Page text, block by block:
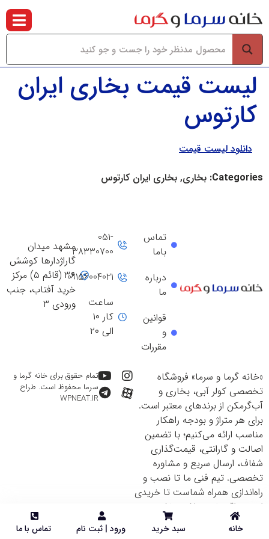
خانه سبد خرید ورود | ثبت نام تماس با ما
لیست قیمت بخاری ایران
کارتوس
دانلود لیست قیمت
Categories: بخاری, بخاری ایران کارتوس
مشهد میدان
گاراژدارها کوشش
۳۶ (قائم ۵) مرکز
خرید آفتاب، جنب
ورودی ۳
051-
38330700
09156004021
ساعت
کار ۱۰
الی ۲۰
تماس
باما
درباره
ما
قوانین
و
مقررات
«خانه گرما و سرما» فروشگاه
تخصصی کولر آبی، بخاری و
آب‌گرمکن از برندهای معتبر است.
برای هر متراژ و بودجه راهکار
مناسب ارائه می‌کنیم؛ با تضمین
اصالت و گارانتی، قیمت‌گذاری
شفاف، ارسال سریع و مشاوره
تخصصی. تیم فنی ما تا نصب و
راه‌اندازی همراه شماست تا خریدی
ایمن و اقتصادی داشته باشید.
تمام حقوق برای خانه گرما و
سرما محفوظ است. طراح
WPNEAT.IR